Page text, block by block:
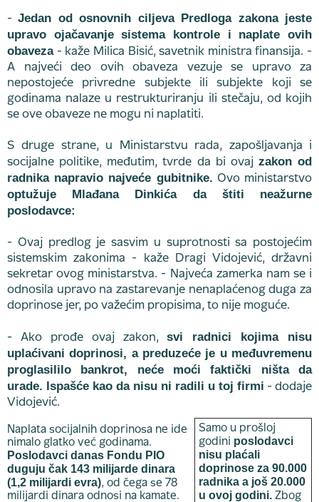
-Jedan od osnovnih ciljeva Predloga zakona jeste
upravo ojačavanje sistema kontrole i naplate ovih
obaveza- kaže Milica Bisić, savetnik ministra finansija. -
A najveći deo ovih obaveza vezuje se upravo za
nepostojeće privredne subjekte ili subjekte koji se
godinama nalaze u restrukturiranju ili stečaju, od kojih
se ove obaveze ne mogu ni naplatiti.
S druge strane, u Ministarstvu rada, zapošljavanja i
socijalne politike, međutim, tvrde da bi ovaj zakon od
radnika napravio najveće gubitnike. Ovo ministarstvo
optužuje Mlađana Dinkića da štiti neažurne
poslodavce:
- Ovaj predlog je sasvim u suprotnosti sa postojećim
sistemskim zakonima - kaže Dragi Vidojević, državni
sekretar ovog ministarstva. - Najveća zamerka nam se i
odnosila upravo na zastarevanje nenaplaćenog duga za
doprinose jer, po važećim propisima, to nije moguće.
- Ako prođe ovaj zakon,svi radnici kojima nisu
uplaćivani doprinosi, a preduzeće je u međuvremenu
proglasililo bankrot, neće moći faktički ništa da
urade. Ispašće kao da nisu ni radili u toj firmi - dodaje
Vidojević.
Samo u prošloj
godini poslodavci
nisu plaćali
doprinose za 90.000
radnika a još 20.000
u ovoj godini. Zbog
Naplata socijalnih doprinosa ne ide
nimalo glatko već godinama.
Poslodavci danas Fondu PIO
duguju čak 143 milijarde dinara
(1,2 milijardi evra), od čega se 78
milijardi dinara odnosi na kamate.